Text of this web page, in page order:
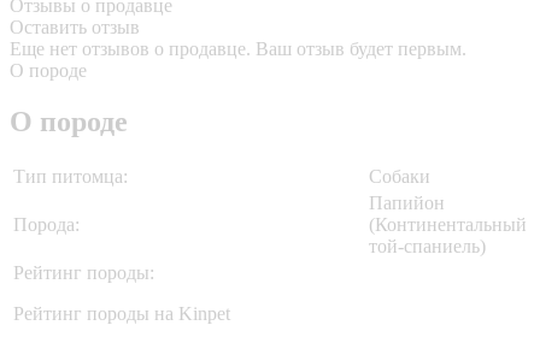
Отзывы о продавце
Оставить отзыв
Еще нет отзывов о продавце. Ваш отзыв будет первым.
О породе
О породе
Тип питомца: Собаки
Порода:
Папийон
(Континентальный
той-спаниель)
Рейтинг породы:
Рейтинг породы на Kinpet